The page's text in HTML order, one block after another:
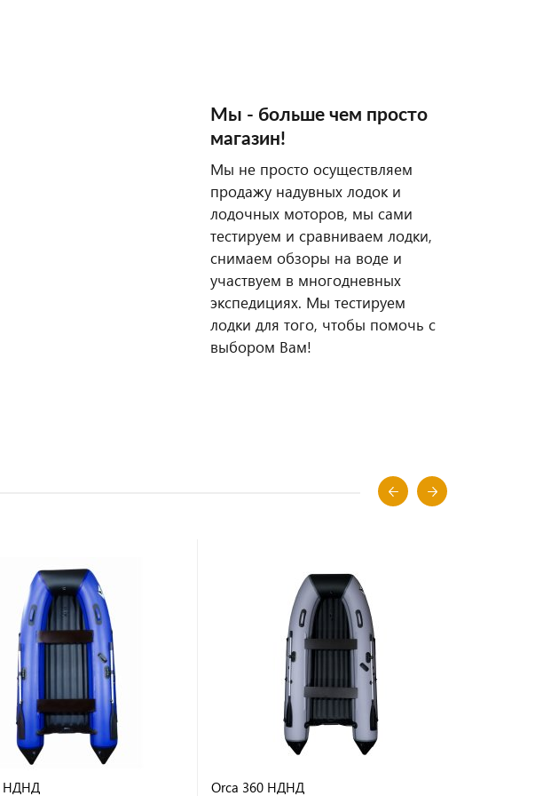
Мы - больше чем просто
магазин!
Мы не просто осуществляем
продажу надувных лодок и
лодочных моторов, мы сами
тестируем и сравниваем лодки,
снимаем обзоры на воде и
участвуем в многодневных
экспедициях. Мы тестируем
лодки для того, чтобы помочь с
выбором Вам!
НДНД Orca 360 НДНД